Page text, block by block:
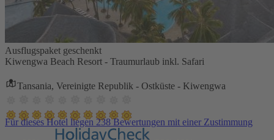
Ausflugspaket geschenkt
Kiwengwa Beach Resort - Traumurlaub inkl. Safari
Tansania, Vereinigte Republik - Ostküste - Kiwengwa
Für dieses Hotel liegen 238 Bewertungen mit einer Zustimmung